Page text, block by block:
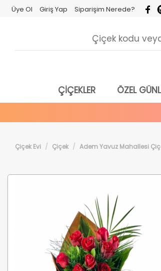
Üye Ol Giriş Yap Siparişim Nerede?
ÇİÇEKLER ÖZEL
Çiçek Evi Çiçek Adem Yavuz Mahallesi